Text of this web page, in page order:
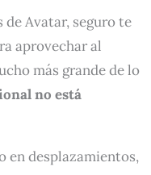
de Avatar, seguro te
aprovechar al
más grande de lo
no está
en desplazamientos,